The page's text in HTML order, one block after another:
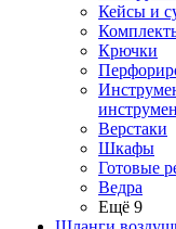
Кейсы и
Крючки
Верстаки
Шкафы
Готовые
Ведра
Ещё 9